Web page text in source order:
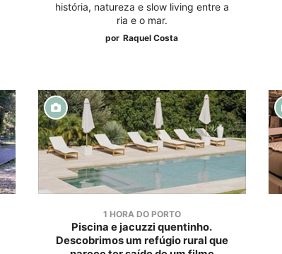
história, natureza e slow living entre a
ria e o mar.
por Raquel Costa
1 HORA DO PORTO
Piscina e jacuzzi quentinho.
Descobrimos um refúgio rural que